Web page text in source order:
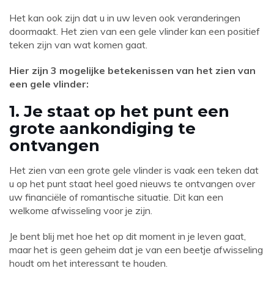
Het kan ook zijn dat u in uw leven ook veranderingen
doormaakt. Het zien van een gele vlinder kan een positief
teken zijn van wat komen gaat.
Hier zijn 3 mogelijke betekenissen van het zien van
een gele vlinder:
1. Je staat op het punt een
grote aankondiging te
ontvangen
Het zien van een grote gele vlinder is vaak een teken dat
u op het punt staat heel goed nieuws te ontvangen over
uw financiële of romantische situatie. Dit kan een
welkome afwisseling voor je zijn.
Je bent blij met hoe het op dit moment in je leven gaat,
maar het is geen geheim dat je van een beetje afwisseling
houdt om het interessant te houden.